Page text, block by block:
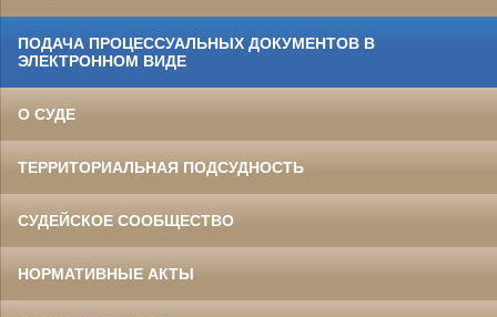
ПОДАЧА ПРОЦЕССУАЛЬНЫХ ДОКУМЕНТОВ В
ЭЛЕКТРОННОМ ВИДЕ
О СУДЕ
ТЕРРИТОРИАЛЬНАЯ ПОДСУДНОСТЬ
СУДЕЙСКОЕ СООБЩЕСТВО
НОРМАТИВНЫЕ АКТЫ